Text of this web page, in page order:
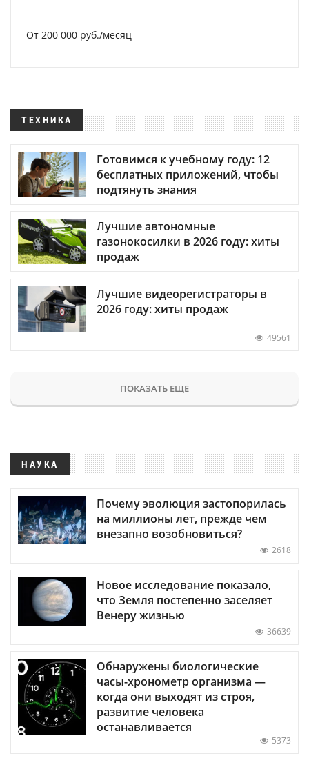
От 200 000 руб./месяц
ТЕХНИКА
Готовимся к учебному году: 12
бесплатных приложений, чтобы
подтянуть знания
Лучшие автономные
газонокосилки в 2026 году: хиты
продаж
Лучшие видеорегистраторы в
2026 году: хиты продаж
49561
ПОКАЗАТЬ ЕЩЕ
НАУКА
Почему эволюция застопорилась
на миллионы лет, прежде чем
внезапно возобновиться?
2618
Новое исследование показало,
что Земля постепенно заселяет
Венеру жизнью
36639
Обнаружены биологические
часы-хронометр организма —
когда они выходят из строя,
развитие человека
останавливается
5373